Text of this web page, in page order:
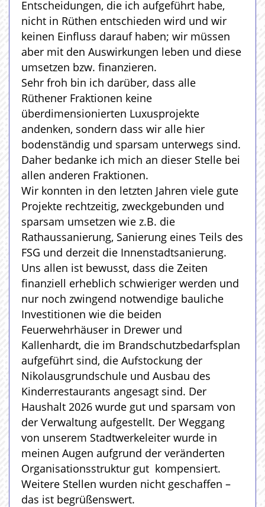
Entscheidungen, die ich aufgeführt habe,
nicht in Rüthen entschieden wird und wir
keinen Einfluss darauf haben; wir müssen
aber mit den Auswirkungen leben und diese
umsetzen bzw. finanzieren.
Sehr froh bin ich darüber, dass alle
Rüthener Fraktionen keine
überdimensionierten Luxusprojekte
andenken, sondern dass wir alle hier
bodenständig und sparsam unterwegs sind.
Daher bedanke ich mich an dieser Stelle bei
allen anderen Fraktionen.
Wir konnten in den letzten Jahren viele gute
Projekte rechtzeitig, zweckgebunden und
sparsam umsetzen wie z.B. die
Rathaussanierung, Sanierung eines Teils des
FSG und derzeit die Innenstadtsanierung.
Uns allen ist bewusst, dass die Zeiten
finanziell erheblich schwieriger werden und
nur noch zwingend notwendige bauliche
Investitionen wie die beiden
Feuerwehrhäuser in Drewer und
Kallenhardt, die im Brandschutzbedarfsplan
aufgeführt sind, die Aufstockung der
Nikolausgrundschule und Ausbau des
Kinderrestaurants angesagt sind. Der
Haushalt 2026 wurde gut und sparsam von
der Verwaltung aufgestellt. Der Weggang
von unserem Stadtwerkeleiter wurde in
meinen Augen aufgrund der veränderten
Organisationsstruktur gut kompensiert.
Weitere Stellen wurden nicht geschaffen –
das ist begrüßenswert.